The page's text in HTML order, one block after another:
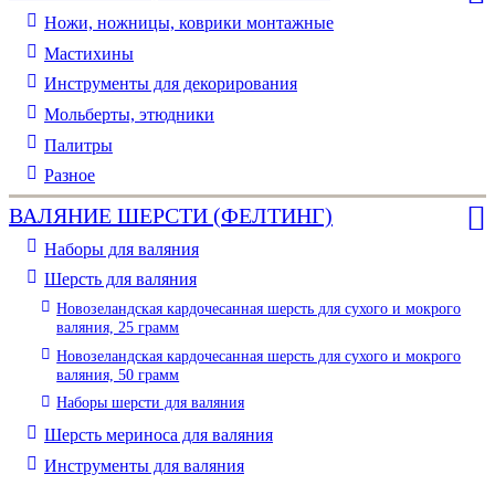
Ножи, ножницы, коврики монтажные
Мастихины
Инструменты для декорирования
Мольберты, этюдники
Палитры
Разное
ВАЛЯНИЕ ШЕРСТИ (ФЕЛТИНГ)
Наборы для валяния
Шерсть для валяния
Новозеландская кардочесанная шерсть для сухого и мокрого
валяния, 25 грамм
Новозеландская кардочесанная шерсть для сухого и мокрого
валяния, 50 грамм
Наборы шерсти для валяния
Шерсть мериноса для валяния
Инструменты для валяния